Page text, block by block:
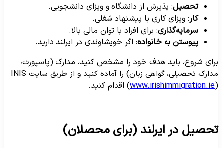
تحصیل: پذیرش از دانشگاه و ویزای دانشجویی.
کار: ویزای کاری با پیشنهاد شغلی.
سرمایه‌گذاری: برای افراد با توان مالی بالا.
پیوستن به خانواده: اگر خویشاوندی در ایرلند دارید.
شروع، باید هدف خود را مشخص کنید، مدارک (پاسپورت،
مدارک تحصیلی، گواهی زبان) را آماده کنید و از طریق سایت INIS
(www.irishimmigration.ie
در ایرلند (برای محصلان)